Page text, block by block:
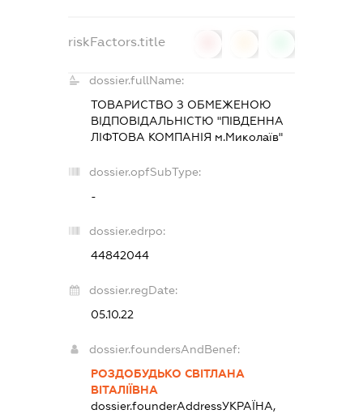
riskFactors.title
dossier.fullName:
ТОВАРИСТВО З ОБМЕЖЕНОЮ
ВІДПОВІДАЛЬНІСТЮ "ПІВДЕННА
ЛІФТОВА КОМПАНІЯ м.Миколаїв"
dossier.opfSubType:
-
dossier.edrpo:
44842044
dossier.regDate:
05.10.22
dossier.foundersAndBenef:
РОЗДОБУДЬКО СВІТЛАНА
ВІТАЛІЇВНА
dossier.founderAddressУКРАЇНА,